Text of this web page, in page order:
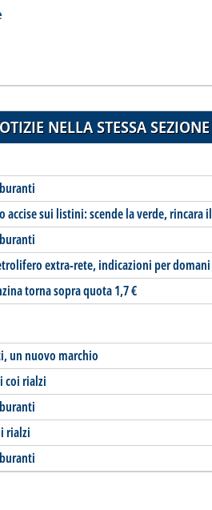
notizia
NELLA STESSA SEZIONE
accise sui listini: scende la verde, rincara
extra-rete, indicazioni per domani
torna sopra quota 1,7 €
un nuovo marchio
coi rialzi
rialzi